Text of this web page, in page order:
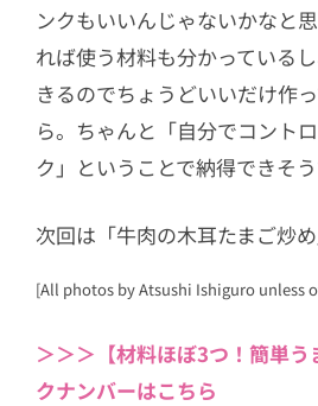
ンクもいいんじゃないかなと
れば使う材料も分かっている
きるのでちょうどいいだけ作
ら。ちゃんと「自分でコント
ク」ということで納得できそう
次回は「牛肉の木耳たまご炒め
[All photos by Atsushi Ishiguro unless
＞＞＞【材料ほぼ3つ！簡単
クナンバーはこちら